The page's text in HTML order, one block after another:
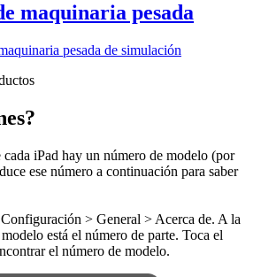
maquinaria pesada
pesada de simulación
iPad hay un número de modelo (por
ese número a continuación para saber
> General > Acerca de. A la
está el número de parte. Toca el
el número de modelo.